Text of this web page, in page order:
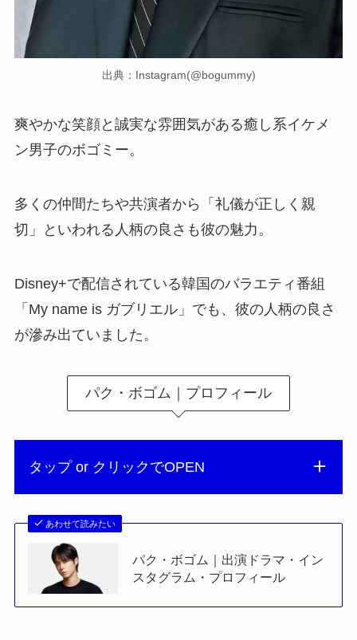
出典：Instagram(@bogummy)
爽やかな笑顔と誠実な雰囲気がある癒し系イケメ
ン男子のボゴミー。
多くの仲間たちや共演者から「礼儀が正しく親
切」といわれる人柄の良さも彼の魅力。
Disney+で配信されている韓国のバラエティ番組
「My name is ガブリエル」でも、彼の人柄の良さ
が滲み出ていました。
パク・ボゴム｜プロフィール
タップ or クリックでOPEN
あわせて読みたい
パク・ボゴム｜出演ドラマ・イン
スタグラム・プロフィール